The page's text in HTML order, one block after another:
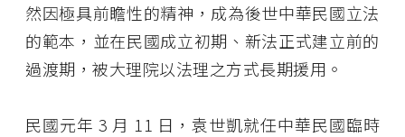
然因極具前瞻性的精神，成為後世中華民國立法
的範本，並在民國成立初期、新法正式建立前的
過渡期，被大理院以法理之方式長期援用。
民國元年 3 月 11 日，袁世凱就任中華民國臨時